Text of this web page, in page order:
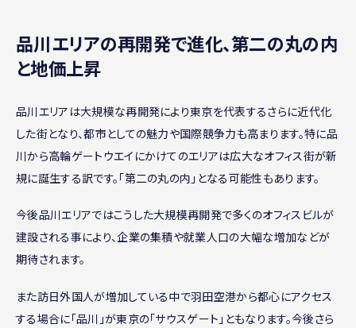
品川エリアの再開発で進化、第二の丸の内
と地価上昇
品川エリアは大規模な再開発により東京を代表するさらに近代化
した街となり、都市としての魅力や国際競争力も高まります。特に品
川から高輪ゲートウエイにかけてのエリアは広大なオフィス街が新
規に誕生する訳です。「第二の丸の内」となる可能性もあります。
今後品川エリアではこうした大規模再開発で多くのオフィスビルが
建設される事により、企業の集積や就業人口の大幅な増加などが
期待されます。
また訪日外国人が増加している中で羽田空港から都心にアクセス
する場合に「品川」が東京の「サウスゲート」ともなります。今後さら